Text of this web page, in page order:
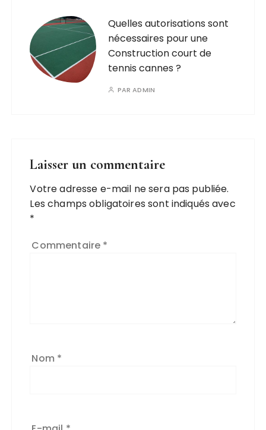
Quelles autorisations sont
nécessaires pour une
Construction court de
tennis cannes ?
PARADMIN
Laisser un commentaire
Votre adresse e-mail ne sera pas publiée.
Les champs obligatoires sont indiqués avec
*
Commentaire *
Nom *